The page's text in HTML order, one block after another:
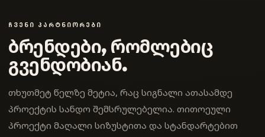
ᲩᲕᲔᲜᲘ ᲞᲐᲠᲢᲜᲘᲝᲠᲔᲑᲘ
ბრენდები, რომლებიც
გვენდობიან.
თხუთმეტ წელზე მეტია, რაც სიგნალი ათასამდე
პროექტის სანდო შემსრულებელია. თითოეული
პროექტი მაღალი სიზუსტითა და სტანდარტებით